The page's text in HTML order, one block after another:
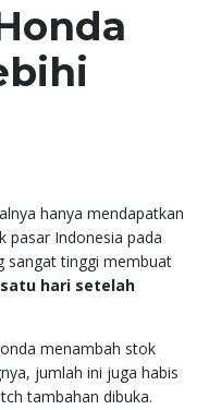
hanya mendapatkan
pasar Indonesia pada
sangat tinggi membuat
satu hari setelah
menambah stok
jumlah ini juga habis
tambahan dibuka.